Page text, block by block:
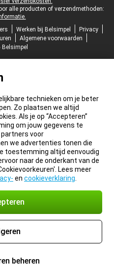
alle producten of verzendmethoden:
Werken bij Belsimpel
Privacy
Algemene voorwaarden
technieken om je beter
Zo plaatsen we altijd
Als je op “Accepteren”
om jouw gegevens te
voor
we advertenties tonen die
toestemming altijd eenvoudig
naar de onderkant van de
Lees meer
en cookieverklaring
beheren